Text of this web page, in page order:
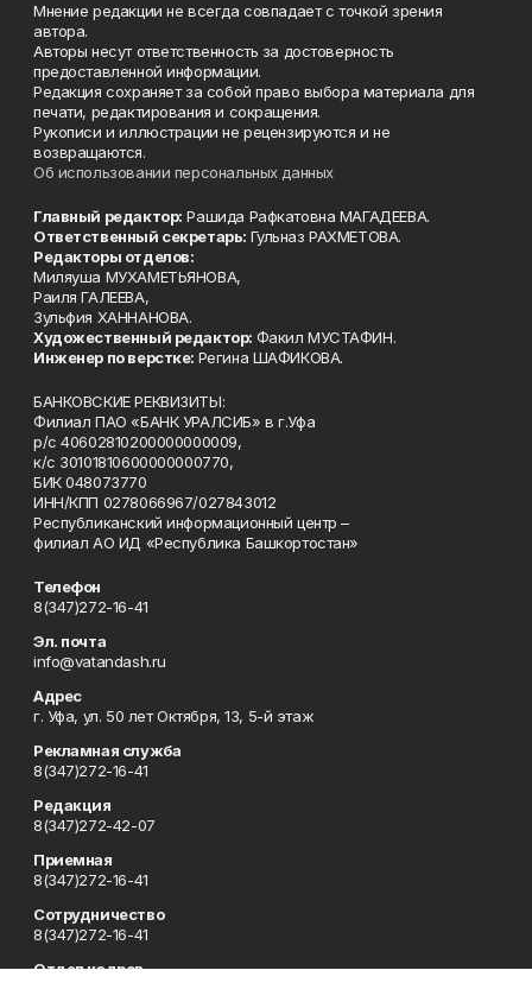
Мнение редакции не всегда совпадает с точкой зрения
автора.
Авторы несут ответственность за достоверность
предоставленной информации.
Редакция сохраняет за собой право выбора материала для
печати, редактирования и сокращения.
Рукописи и иллюстрации не рецензируются и не
возвращаются.
Об использовании персональных данных
Главный редактор: Рашида Рафкатовна МАГАДЕЕВА.
Ответственный секретарь: Гульназ РАХМЕТОВА.
Редакторы отделов:
Миляуша МУХАМЕТЬЯНОВА,
Раиля ГАЛЕЕВА,
Зульфия ХАННАНОВА.
Художественный редактор: Факил МУСТАФИН.
Инженер по верстке: Регина ШАФИКОВА.
БАНКОВСКИЕ РЕКВИЗИТЫ:
Филиал ПАО «БАНК УРАЛСИБ» в г.Уфа
р/с 40602810200000000009,
к/с 30101810600000000770,
БИК 048073770
ИНН/КПП 0278066967/027843012
Республиканский информационный центр –
филиал АО ИД «Республика Башкортостан»
Телефон
8(347)272-16-41
Эл. почта
info@vatandash.ru
Адрес
г. Уфа, ул. 50 лет Октября, 13, 5-й этаж
Рекламная служба
8(347)272-16-41
Редакция
8(347)272-42-07
Приемная
8(347)272-16-41
Сотрудничество
8(347)272-16-41
Отдел кадров